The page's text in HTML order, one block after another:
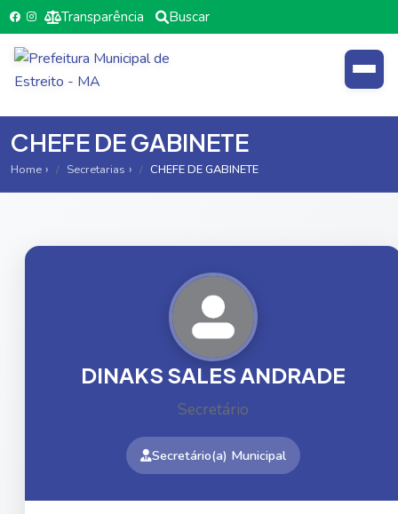
Transparência Buscar
CHEFE DE GABINETE
Home Secretarias CHEFE DE GABINETE
DINAKS SALES ANDRADE
Secretário
Secretário(a) Municipal